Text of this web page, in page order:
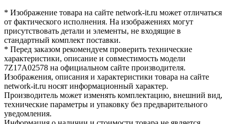
* Изображение товара на сайте network-it.ru может отличаться
от фактического исполнения. На изображениях могут
присутствовать детали и элементы, не входящие в
стандартный комплект поставки.
* Перед заказом рекомендуем проверить технические
характеристики, описание и совместимость модели
7Z17A02578 на официальном сайте производителя.
Изображения, описания и характеристики товара на сайте
network-it.ru носят информационный характер.
Производитель может изменять комплектацию, внешний вид,
технические параметры и упаковку без предварительного
уведомления.